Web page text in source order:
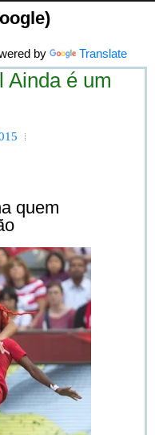
by Translate
Ainda é um
quem